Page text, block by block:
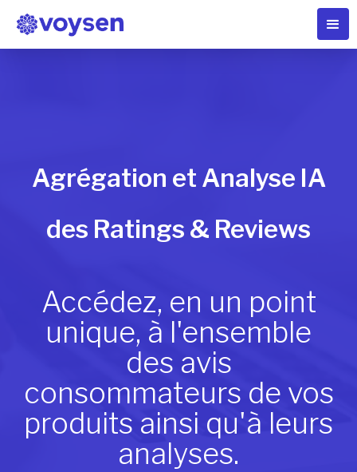
Agrégation et Analyse IA
des Ratings & Reviews
Accédez, en un point
unique, à l'ensemble
des avis
consommateurs de vos
produits ainsi qu'à leurs
analyses.